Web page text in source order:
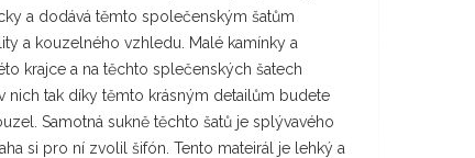
a dodává těmto společenským šatům
a kouzelného vzhledu. Malé kamínky a
krajce a na těchto splečenských šatech
nich tak díky těmto krásným detailům budete
Samotná sukně těchto šatů je splývavého
si pro ní zvolil šifón. Tento mateirál je lehký a